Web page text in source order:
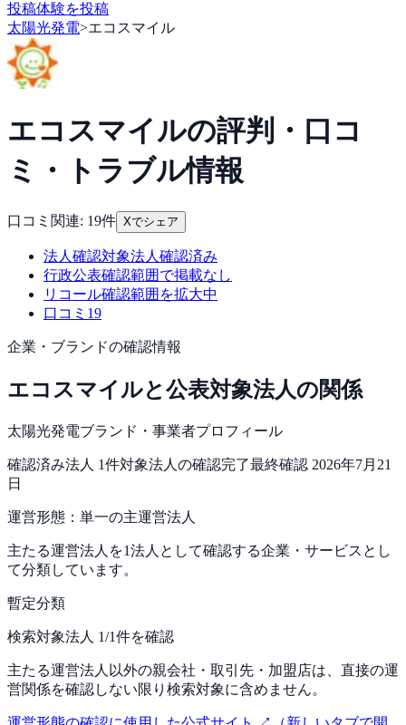
投稿体験を投稿
太陽光発電>エコスマイル
エコスマイルの評判・口コ
ミ・トラブル情報
口コミ関連: 19件 Xでシェア
法人確認対象法人確認済み
行政公表確認範囲で掲載なし
リコール確認範囲を拡大中
口コミ 19
企業・ブランドの確認情報
エコスマイルと公表対象法人の関係
太陽光発電ブランド・事業者プロフィール
確認済み法人 1件対象法人の確認完了最終確認 2026年7月21
日
運営形態： 単一の主運営法人
主たる運営法人を1法人として確認する企業・サービスとし
て分類しています。
暫定分類
検索対象法人 1/1件を確認
主たる運営法人以外の親会社・取引先・加盟店は、直接の運
営関係を確認しない限り検索対象に含めません。